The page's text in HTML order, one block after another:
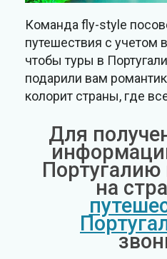
Команда fly-style
путешествия с учетом
чтобы туры в
подарили вам
колорит страны, где
Для
Португалию
на